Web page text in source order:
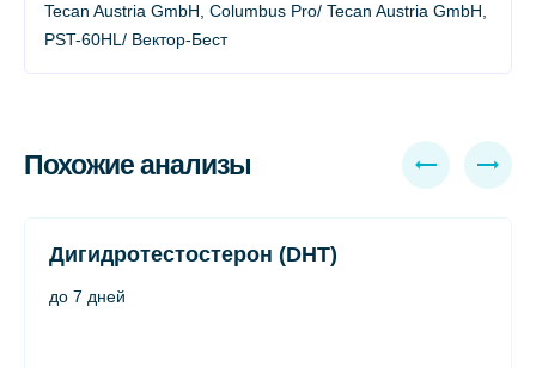
Tecan Austria GmbH, Columbus Pro/ Tecan Austria GmbH,
PST-60HL/ Вектор-Бест
Похожие анализы
Дигидротестостерон (DHT)
до 7 дней